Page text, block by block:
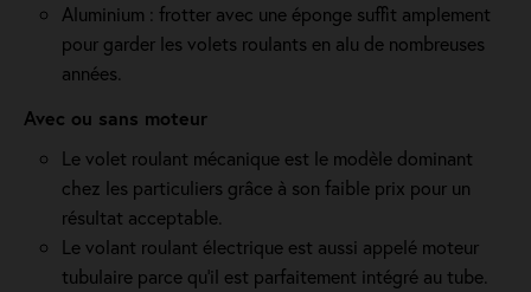
Aluminium : frotter avec une éponge suffit amplement
pour garder les volets roulants en alu de nombreuses
années.
Avec ou sans moteur
Le volet roulant mécanique est le modèle dominant
chez les particuliers grâce à son faible prix pour un
résultat acceptable.
Le volant roulant électrique est aussi appelé moteur
tubulaire parce qu'il est parfaitement intégré au tube.